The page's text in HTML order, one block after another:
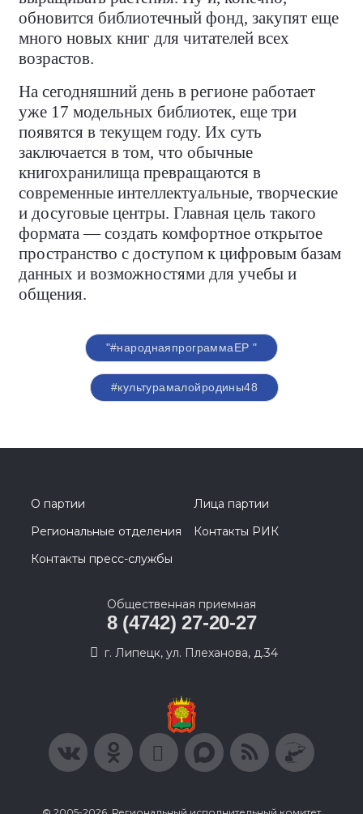
обновится библиотечный фонд, закупят еще
много новых книг для читателей всех
возрастов.
На сегодняшний день в регионе работает
уже 17 модельных библиотек, еще три
появятся в текущем году. Их суть
заключается в том, что обычные
книгохранилища превращаются в
современные интеллектуальные, творческие
и досуговые центры. Главная цель такого
формата — создать комфортное открытое
пространство с доступом к цифровым базам
данных и возможностями для учебы и
общения.
"#народнаяпрограммаЕР "
#культурамалойродины48
О партии
Лица партии
Региональные отделения
Контакты РИК
Контакты пресс-службы
Общественная приемная
8 (4742) 27-20-27
г. Липецк, ул. Плеханова, д.34